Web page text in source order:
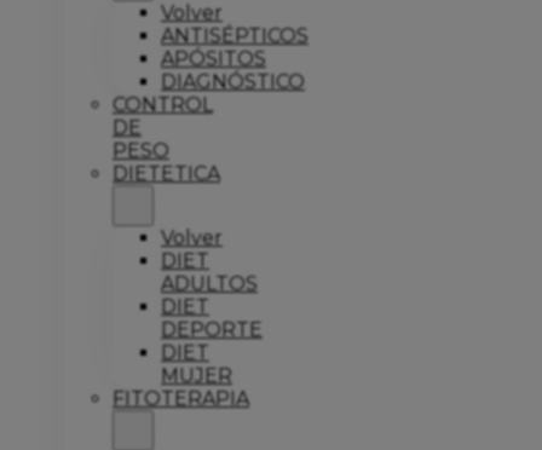
Volver
ANTISÉPTICOS
APÓSITOS
DIAGNÓSTICO
CONTROL
DE
PESO
DIETETICA
Volver
DIET
ADULTOS
DIET
DEPORTE
DIET
MUJER
FITOTERAPIA